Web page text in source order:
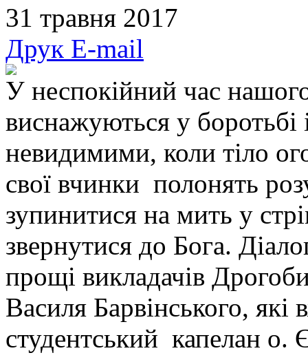
31 травня 2017
Друк E-mail
У неспокійний час
виснажуються у
невидимими, коли тіло
свої вчинки полонять
зупинитися на мить у
звернутися до Бога.
прощі викладачів
Василя Барвінського,
студентський капелан о.